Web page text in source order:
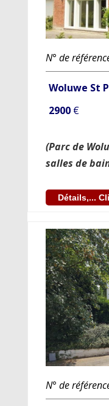
N° de
Woluwe St
2900€
(Parc de
salles de
Détails,...
N° de